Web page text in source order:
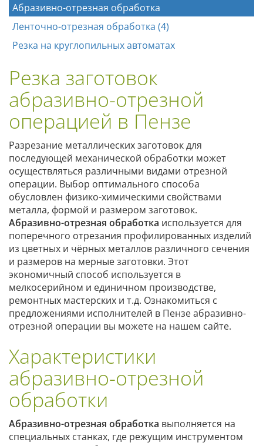
Абразивно-отрезная обработка
Ленточно-отрезная обработка (4)
Резка на круглопильных автоматах
Резка заготовок
абразивно-отрезной
операцией в Пензе
Разрезание металлических заготовок для
последующей механической обработки может
осуществляться различными видами отрезной
операции. Выбор оптимального способа
обусловлен физико-химическими свойствами
металла, формой и размером заготовок.
Абразивно-отрезная обработка используется для
поперечного отрезания профилированных изделий
из цветных и чёрных металлов различного сечения
и размеров на мерные заготовки. Этот
экономичный способ используется в
мелкосерийном и единичном производстве,
ремонтных мастерских и т.д. Ознакомиться с
предложениями исполнителей в Пензе абразивно-
отрезной операции вы можете на нашем сайте.
Характеристики
абразивно-отрезной
обработки
Абразивно-отрезная обработка выполняется на
специальных станках, где режущим инструментом